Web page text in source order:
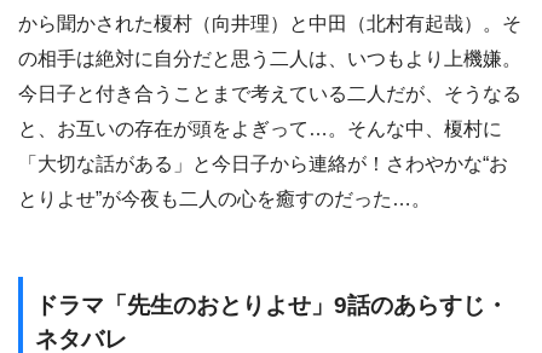
から聞かされた榎村（向井理）と中田（北村有起哉）。そ
の相手は絶対に自分だと思う二人は、いつもより上機嫌。
今日子と付き合うことまで考えている二人だが、そうなる
と、お互いの存在が頭をよぎって…。そんな中、榎村に
「大切な話がある」と今日子から連絡が！さわやかな“お
とりよせ”が今夜も二人の心を癒すのだった…。
ドラマ「先生のおとりよせ」9話のあらすじ・
ネタバレ